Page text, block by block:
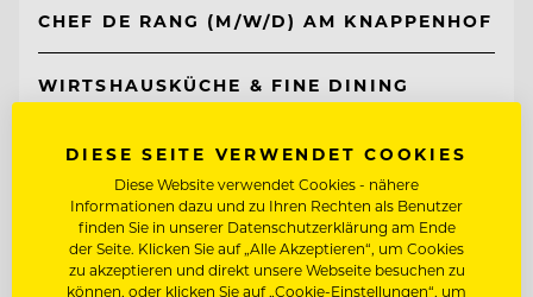
CHEF DE RANG (M/W/D) AM KNAPPENHOF
WIRTSHAUSKÜCHE & FINE DINING
Entdecke alle Jobs
DIESE SEITE VERWENDET COOKIES
Diese Website verwendet Cookies - nähere
Informationen dazu und zu Ihren Rechten als Benutzer
finden Sie in unserer Datenschutzerklärung am Ende
der Seite. Klicken Sie auf „Alle Akzeptieren“, um Cookies
zu akzeptieren und direkt unsere Webseite besuchen zu
können, oder klicken Sie auf „Cookie-Einstellungen“, um